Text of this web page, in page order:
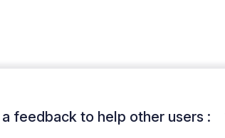
feedback to help other users :